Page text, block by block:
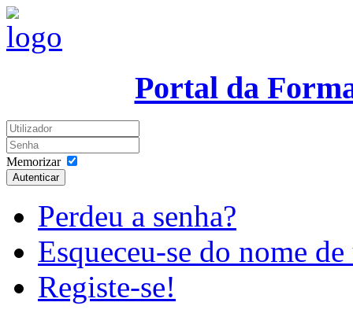
Portal da
Memorizar
Autenticar
Perdeu a senha?
Esqueceu-se do nome
Registe-se!